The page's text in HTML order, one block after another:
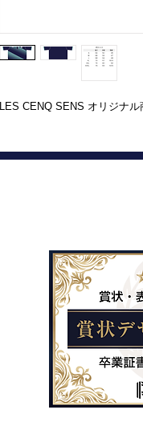
LES CENQ SENS オリジナル